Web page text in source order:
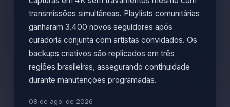
transmissões simultâneas. Playlists comunitárias
ganharam 3.400 novos seguidores após
curadoria conjunta com artistas convidados. Os
backups criativos são replicados em três
regiões brasileiras, assegurando continuidade
durante manutenções programadas.
08 de ago. de 2026